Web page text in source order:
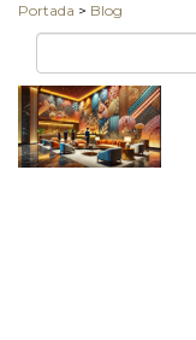
Portada > Blog